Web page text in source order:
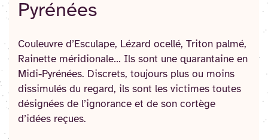
Pyrénées
Couleuvre d’Esculape, Lézard ocellé, Triton palmé,
Rainette méridionale… Ils sont une quarantaine en
Midi-Pyrénées. Discrets, toujours plus ou moins
dissimulés du regard, ils sont les victimes toutes
désignées de l’ignorance et de son cortège
d’idées reçues.